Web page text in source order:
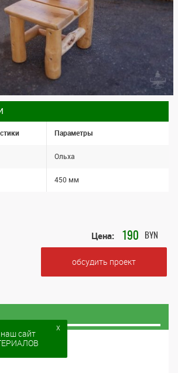
Параметры
Ольха
450 мм
Цена: 190 BYN
обсудить проект
наш сайт
x